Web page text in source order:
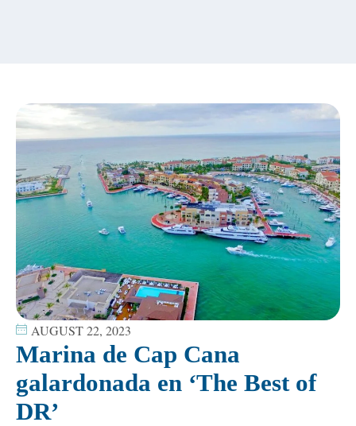
AUGUST 22, 2023
Marina de Cap Cana
galardonada en ‘The Best of
DR’